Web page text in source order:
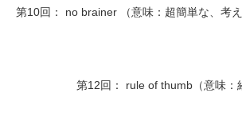
第10回： no brainer （意味：超簡単な、考え
第12回： rule of thumb（意味：